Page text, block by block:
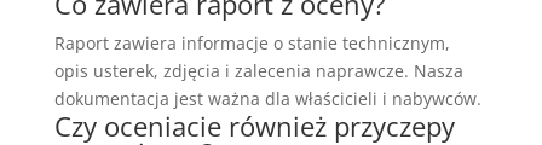
Raport zawiera informacje o stanie technicznym,
opis usterek, zdjęcia i zalecenia naprawcze. Nasza
dokumentacja jest ważna dla właścicieli i nabywców.
Czy oceniacie również przyczepy